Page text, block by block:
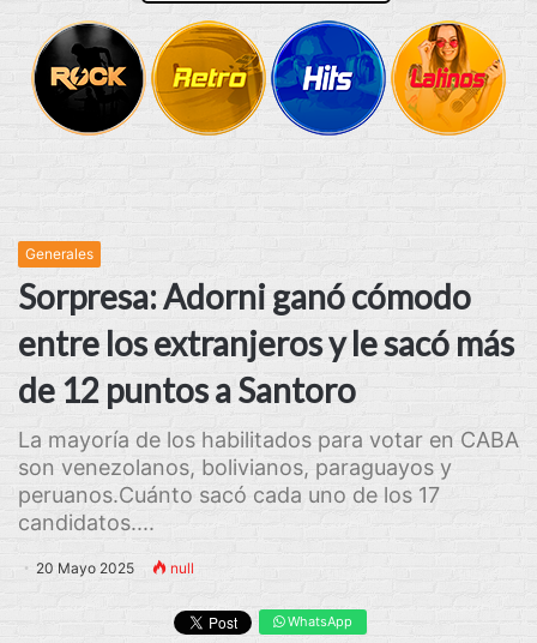
Generales
Sorpresa: Adorni ganó cómodo
entre los extranjeros y le sacó más
de 12 puntos a Santoro
La mayoría de los habilitados para votar en CABA
son venezolanos, bolivianos, paraguayos y
peruanos.Cuánto sacó cada uno de los 17
candidatos....
20 Mayo 2025 null
WhatsApp